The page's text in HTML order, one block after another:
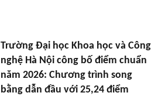
Trường Đại học Khoa học và Công
nghệ Hà Nội công bố điểm chuẩn
năm 2026: Chương trình song
bằng dẫn đầu với 25,24 điểm